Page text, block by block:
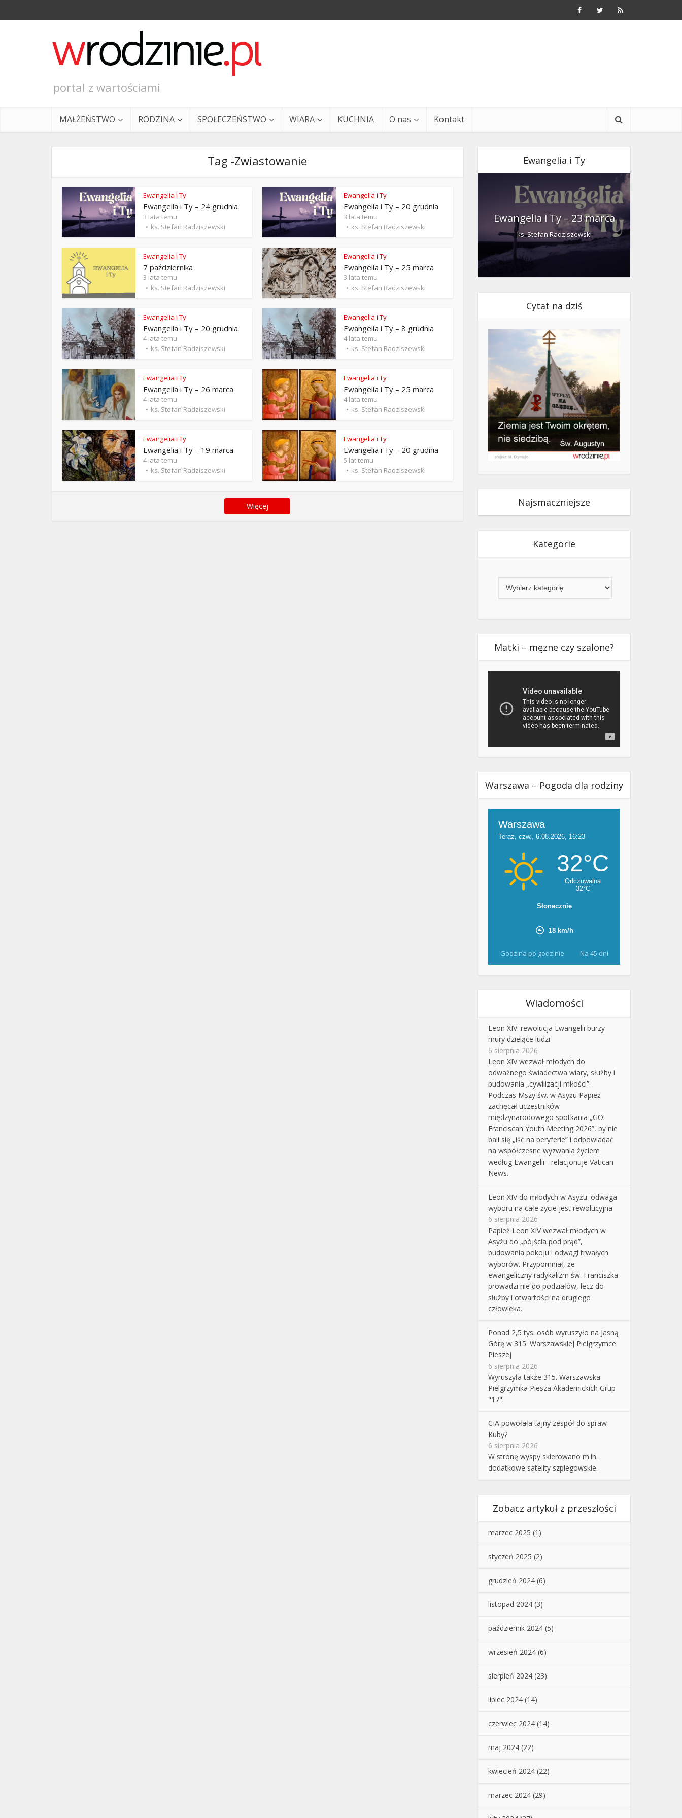
portal z wartościami
MAŁŻEŃSTWO RODZINA SPOŁECZEŃSTWO WIARA KUCHNIA O nas Kontakt
Tag -Zwiastowanie
Ewangelia i Ty
Ewangelia i Ty – 24 grudnia
3 lata temu
ks. Stefan Radziszewski
Ewangelia i Ty
Ewangelia i Ty – 20 grudnia
3 lata temu
ks. Stefan Radziszewski
Ewangelia i Ty
7 października
3 lata temu
ks. Stefan Radziszewski
Ewangelia i Ty
Ewangelia i Ty – 25 marca
3 lata temu
ks. Stefan Radziszewski
Ewangelia i Ty
Ewangelia i Ty – 20 grudnia
4 lata temu
ks. Stefan Radziszewski
Ewangelia i Ty
Ewangelia i Ty – 8 grudnia
4 lata temu
ks. Stefan Radziszewski
Ewangelia i Ty
Ewangelia i Ty – 26 marca
4 lata temu
ks. Stefan Radziszewski
Ewangelia i Ty
Ewangelia i Ty – 25 marca
4 lata temu
ks. Stefan Radziszewski
Ewangelia i Ty
Ewangelia i Ty – 19 marca
4 lata temu
ks. Stefan Radziszewski
Ewangelia i Ty
Ewangelia i Ty – 20 grudnia
5 lat temu
ks. Stefan Radziszewski
Więcej
Ewangelia i Ty
Ewangelia i Ty – 29 grudnia
ks. Stefan Radziszewski
Ewangelia i Ty – 27 grudnia Ewangelia i Ty – 23 marca
ks. Stefan Radziszewski
Cytat na dziś
Najsmaczniejsze
Kategorie
Matki – męzne czy szalone?
Warszawa – Pogoda dla rodziny
Godzina po godzinie Na 45 dni
Wiadomości
Leon XIV: rewolucja Ewangelii burzy
mury dzielące ludzi
6 sierpnia 2026
Leon XIV wezwał młodych do
odważnego świadectwa wiary, służby i
budowania „cywilizacji miłości”.
Podczas Mszy św. w Asyżu Papież
zachęcał uczestników
międzynarodowego spotkania „GO!
Franciscan Youth Meeting 2026”, by nie
bali się „iść na peryferie” i odpowiadać
na współczesne wyzwania życiem
według Ewangelii - relacjonuje Vatican
News.
Leon XIV do młodych w Asyżu: odwaga
wyboru na całe życie jest rewolucyjna
6 sierpnia 2026
Papież Leon XIV wezwał młodych w
Asyżu do „pójścia pod prąd”,
budowania pokoju i odwagi trwałych
wyborów. Przypomniał, że
ewangeliczny radykalizm św. Franciszka
prowadzi nie do podziałów, lecz do
służby i otwartości na drugiego
człowieka.
Ponad 2,5 tys. osób wyruszyło na Jasną
Górę w 315. Warszawskiej Pielgrzymce
Pieszej
6 sierpnia 2026
Wyruszyła także 315. Warszawska
Pielgrzymka Piesza Akademickich Grup
"17".
CIA powołała tajny zespół do spraw
Kuby?
6 sierpnia 2026
W stronę wyspy skierowano m.in.
dodatkowe satelity szpiegowskie.
Zobacz artykuł z przeszłości
marzec 2025 (1)
styczeń 2025 (2)
grudzień 2024 (6)
listopad 2024 (3)
październik 2024 (5)
wrzesień 2024 (6)
sierpień 2024 (23)
lipiec 2024 (14)
czerwiec 2024 (14)
maj 2024 (22)
kwiecień 2024 (22)
marzec 2024 (29)